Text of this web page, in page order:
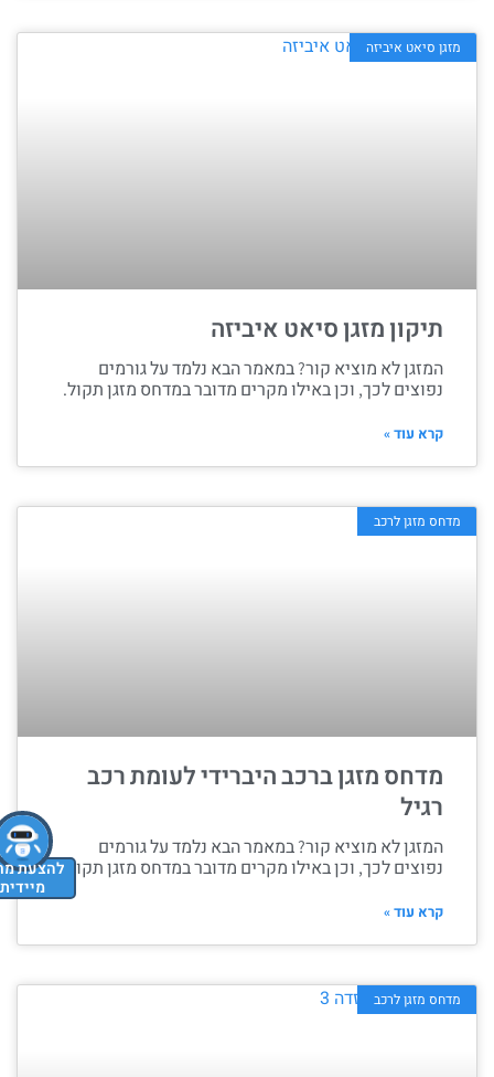
מזגן סיאט איביזה
תיקון מזגן סיאט איביזה
המזגן לא מוציא קור? במאמר הבא נלמד על גורמים
נפוצים לכך, וכן באילו מקרים מדובר במדחס מזגן תקול.
קרא עוד »
מדחס מזגן לרכב
מדחס מזגן ברכב היברידי לעומת רכב
רגיל
המזגן לא מוציא קור? במאמר הבא נלמד על גורמים
נפוצים לכך, וכן באילו מקרים מדובר במדחס מזגן תקול.
קרא עוד »
מדחס מזגן לרכב
להצעת מחיר
מיידית